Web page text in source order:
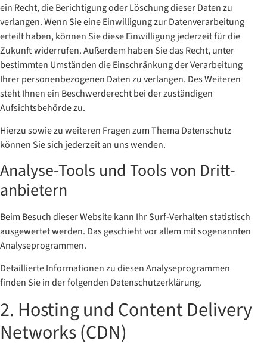
ein Recht, die Berichtigung oder Löschung dieser Daten zu
verlangen. Wenn Sie eine Einwilligung zur Datenverarbeitung
erteilt haben, können Sie diese Einwilligung jederzeit für die
Zukunft widerrufen. Außerdem haben Sie das Recht, unter
bestimmten Umständen die Einschränkung der Verarbeitung
Ihrer personenbezogenen Daten zu verlangen. Des Weiteren
steht Ihnen ein Beschwerderecht bei der zuständigen
Aufsichtsbehörde zu.
Hierzu sowie zu weiteren Fragen zum Thema Datenschutz
können Sie sich jederzeit an uns wenden.
Analyse-Tools und Tools von Dritt­
anbietern
Beim Besuch dieser Website kann Ihr Surf-Verhalten statistisch
ausgewertet werden. Das geschieht vor allem mit sogenannten
Analyseprogrammen.
Detaillierte Informationen zu diesen Analyseprogrammen
finden Sie in der folgenden Datenschutzerklärung.
2. Hosting und Content Delivery
Networks (CDN)